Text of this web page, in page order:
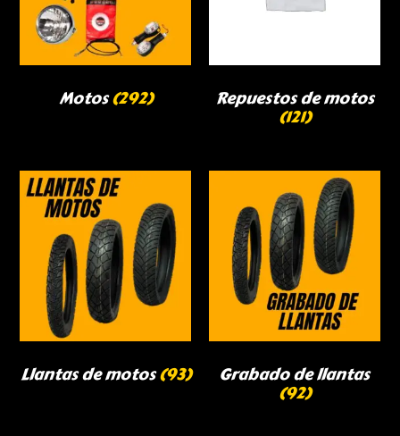
Motos(292) Repuestos de motos
(121)
Llantas de motos(93) Grabado de llantas
(92)